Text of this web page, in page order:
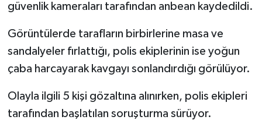
güvenlik kameraları tarafından anbean kaydedildi.
Görüntülerde tarafların birbirlerine masa ve
sandalyeler fırlattığı, polis ekiplerinin ise yoğun
çaba harcayarak kavgayı sonlandırdığı görülüyor.
Olayla ilgili 5 kişi gözaltına alınırken, polis ekipleri
tarafından başlatılan soruşturma sürüyor.